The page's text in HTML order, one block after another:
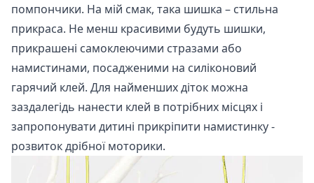
помпончики. На мій смак, така шишка – стильна
прикраса. Не менш красивими будуть шишки,
прикрашені самоклеючими стразами або
намистинами, посадженими на силіконовий
гарячий клей. Для найменших діток можна
заздалегідь нанести клей в потрібних місцях і
запропонувати дитині прикріпити намистинку -
розвиток дрібної моторики.